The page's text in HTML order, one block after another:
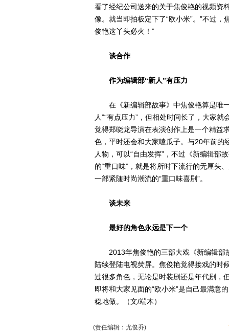
看了经纪公司送来的关于焦俊艳的视频资
像。就当即拍板定下了“欧小米”。”不过
俊艳这丫头必火！”
谈合作
作为编辑部“新人”有压力
在《新编辑部故事》中焦俊艳算是唯一
人”“有点压力”，但相处时间长了，大家
觉得郑晓龙导演在表演创作上是一个精益
色，平时还会和大家嗑瓜子。与20年前的
人物，可以“自由发挥”，不过《新编辑部
的“重口味”，就是将所时下流行的无厘头
一部紧随时尚潮流的“重口味喜剧”。
谈未来
最好的角色永远是下一个
2013年焦俊艳的三部大戏《新编辑部
陆续登陆电视荧屏。焦俊艳觉得接戏的时
过很多角色，无论是时装剧还是年代剧，
即将和大家见面的“欧小米”是自己最满意
稳地做。（文/端木）
(责任编辑：尤俊乔)